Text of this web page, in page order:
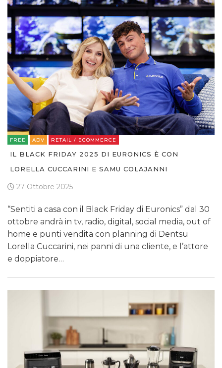
FREE ADV RETAIL / ECOMMERCE
IL BLACK FRIDAY 2025 DI EURONICS È CON
LORELLA CUCCARINI E SAMU COLAJANNI
27 Ottobre 2025
“Sentiti a casa con il Black Friday di Euronics” dal 30
ottobre andrà in tv, radio, digital, social media, out of
home e punti vendita con planning di Dentsu
Lorella Cuccarini, nei panni di una cliente, e l’attore
e doppiatore…